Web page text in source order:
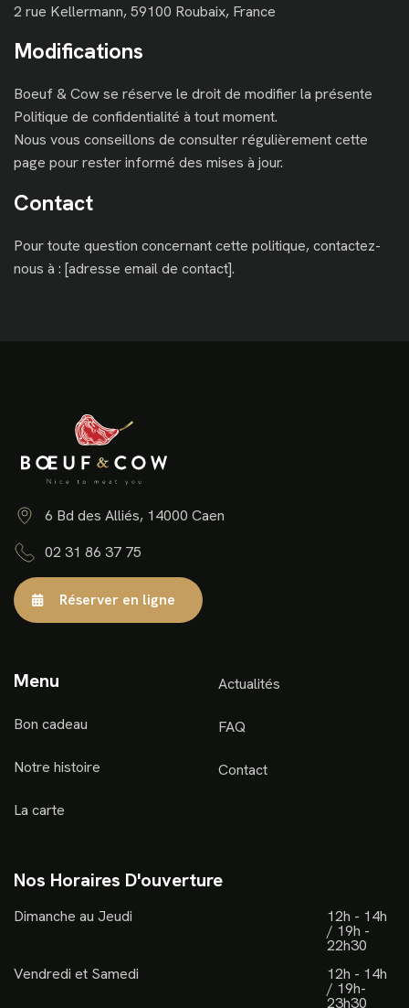
2 rue Kellermann, 59100 Roubaix, France
Modifications
Boeuf & Cow se réserve le droit de modifier la présente
Politique de confidentialité à tout moment.
Nous vous conseillons de consulter régulièrement cette
page pour rester informé des mises à jour.
Contact
Pour toute question concernant cette politique, contactez-
nous à : [adresse email de contact].
6 Bd des Alliés, 14000 Caen
02 31 86 37 75
Réserver en ligne
Menu
Bon cadeau
Notre histoire
La carte
Actualités
FAQ
Contact
Nos Horaires D'ouverture
Dimanche au Jeudi 12h - 14h
/ 19h -
22h30
Vendredi et Samedi
12h - 14h
/ 19h-
23h30